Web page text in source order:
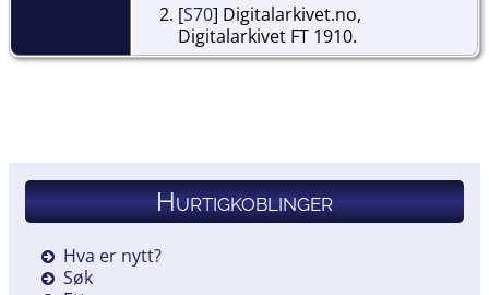
[S70] Digitalarkivet.no,
Digitalarkivet FT 1910.
Hurtigkoblinger
Hva er nytt?
Søk